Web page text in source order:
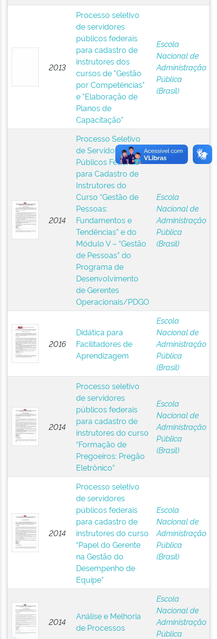
2013
Processo seletivo
de servidores
públicos federais
para cadastro de
instrutores dos
cursos de "Gestão
por Competências"
e "Elaboração de
Planos de
Capacitação"
Escola
Nacional de
Administração
Pública
(Brasil)
2014
Processo Seletivo
de Servidores
Públicos Federais
para Cadastro de
Instrutores do
Curso “Gestão de
Pessoas:
Fundamentos e
Tendências” e do
Módulo V – “Gestão
de Pessoas” do
Programa de
Desenvolvimento
de Gerentes
Operacionais/PDGO
Escola
Nacional de
Administração
Pública
(Brasil)
2016
Didática para
Facilitadores de
Aprendizagem
Escola
Nacional de
Administração
Pública
(Brasil)
2014
Processo seletivo
de servidores
públicos federais
para cadastro de
instrutores do curso
“Formação de
Pregoeiros: Pregão
Eletrônico”
Escola
Nacional de
Administração
Pública
(Brasil)
2014
Processo seletivo
de servidores
públicos federais
para cadastro de
instrutores do curso
“Papel do Gerente
na Gestão do
Desempenho de
Equipe”
Escola
Nacional de
Administração
Pública
(Brasil)
2014
Análise e Melhoria
de Processos
Escola
Nacional de
Administração
Pública